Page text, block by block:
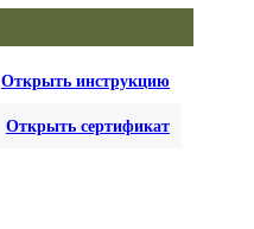
Открыть инструкцию
Открыть сертификат